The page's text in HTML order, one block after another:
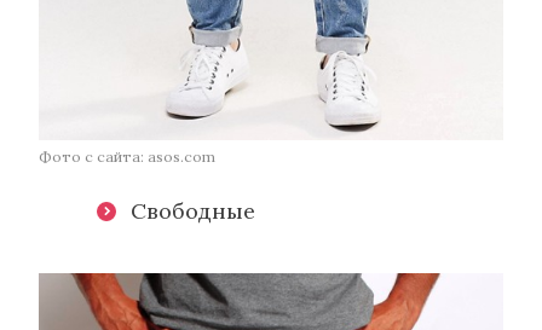
Фото с сайта: asos.com
Свободные